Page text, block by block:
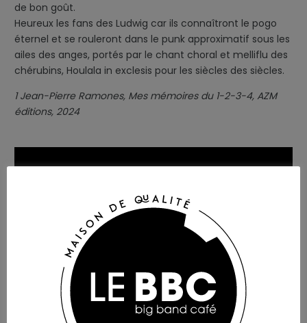
de bon goût.
Heureux les fans des Ludwig car ils connaîtront le pogo
éternel et se rouleront dans le punk approximatif sous les
ailes des anges, portés par le chant choral et melliflu des
chérubins, Houlala in exclesis pour les siècles des siècles.
1 Jean-Pierre Ramones, Mes mémoires du 1-2-3-4, AZM
éditions, 2024